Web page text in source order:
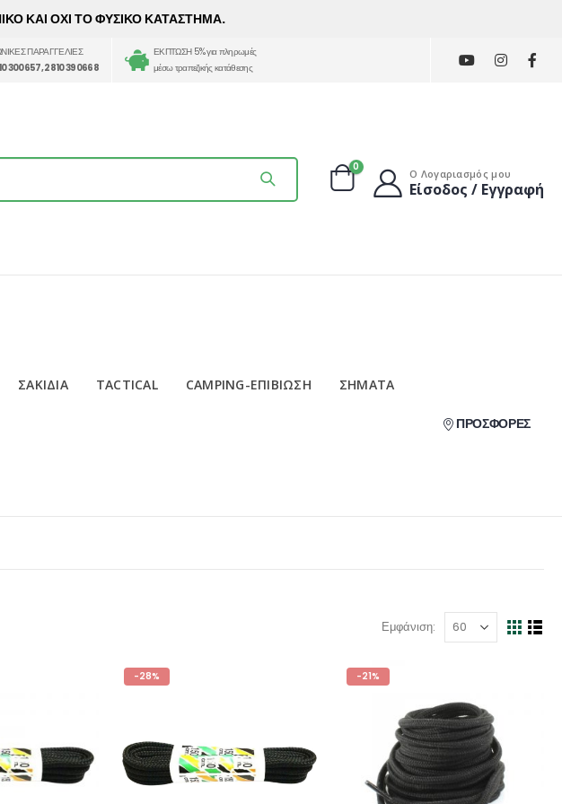
ΚΑΙ ΟΧΙ ΤΟ ΦΥΣΙΚΟ ΚΑΤΑΣΤΗΜΑ.
ΠΑΡΑΓΓΕΛΙΕΣ
300657, 2810 390668
ΕΚΠΤΩΣΗ 5% για πληρωμές
μέσω τραπεζικής κατάθεσης
0
Ο Λογαριασμός μου
Είσοδος / Εγγραφή
ΣΑΚΙΔΙΑ TACTICAL CAMPING-ΕΠΙΒΙΩΣΗ ΣΗΜΑΤΑ
ΠΡΟΣΦΟΡΕΣ
Εμφάνιση:
-28% -21%